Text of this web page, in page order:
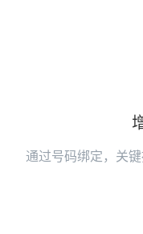
通过号码绑定，关